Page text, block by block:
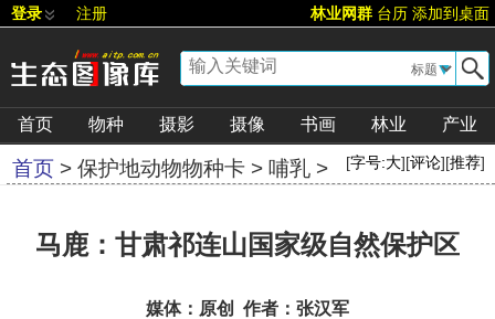
登录 注册 林业网群 台历 添加到桌面
▼
首页 物种 摄影 摄像 书画 林业 产业
首页 > 保护地动物物种卡 > 哺乳 > [字号:大][评论][推荐]
马鹿：甘肃祁连山国家级自然保护区
媒体：原创 作者：张汉军